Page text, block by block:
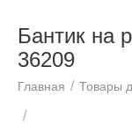
Бантик на
36209
Главная / Товары
/